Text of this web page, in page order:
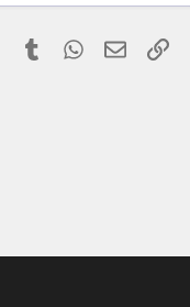
PinterestTumblr WhatsApp
Email